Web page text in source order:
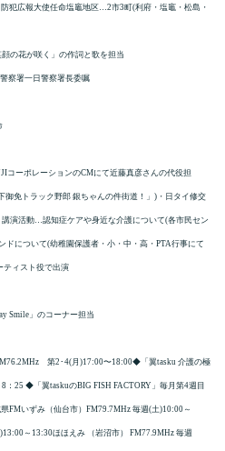
犯広報大使任命塩竈地区…2市3町(利府・塩竈・松島・
の花が咲く」の作詞と歌を担当
察署一日警察署長委嘱
コーポレーションのCMにて近藤真彦さんの代役担
御免トラック野郎 銀ちゃんの件街道！」)・日タイ修交
演活動…認知症ケアや身近な介護について(各市民セン
について(幼稚園保護者・小・中・高・PTA行事にて
ティスト役で出演
Smile」のコーナー担当
第2･4(月)17:00〜18:00◆「翼tasku 介護の極
25 ◆「翼taskuのBIG FISH FACTORY」毎月第4週目
FMいずみ（仙台市）FM79.7MHz 毎週(土)10:00～
～13:30ほほえみ （岩沼市） FM77.9MHz 毎週